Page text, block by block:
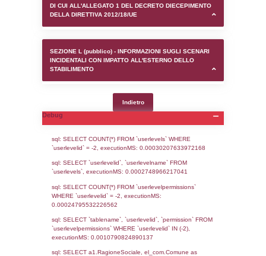
SEZIONE A1 (pubblico) - INFORMAZIONI
SEZIONE D (pubblico) - INFORMAZIONI
AUTORIZZAZIONI/CERTIFICAZIONI E
CONTROLLO A CUI è SOGGETTO LO
SEZIONE F (pubblico) - DESCRIZIONE
DELL'AMBIENTE/TERRITORIO
SEZIONE H (pubblico) - DESCRIZIONE
STABILIMENTO E RIEPILOGO SOSTANZE